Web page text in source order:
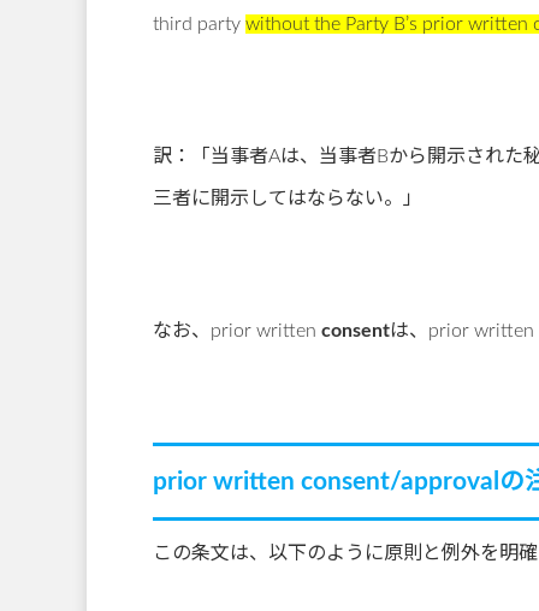
third party without the Party B’s prior written
訳：「当事者Aは、当事者Bから開示された
三者に開示してはならない。」
なお、prior written consentは、prior written
prior written consent/approvalの
この条文は、以下のように原則と例外を明